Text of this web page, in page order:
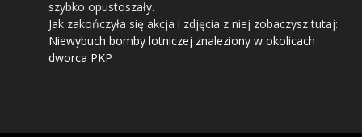
szybko opustoszały.
Jak zakończyła się akcja i zdjęcia z niej zobaczysz tutaj:
Niewybuch bomby lotniczej znaleziony w okolicach
dworca PKP